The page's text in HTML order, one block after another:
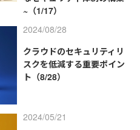
~（1/17）
2024/08/28
クラウドのセキュリティリ
スクを低減する重要ポイン
ト（8/28）
2024/05/21